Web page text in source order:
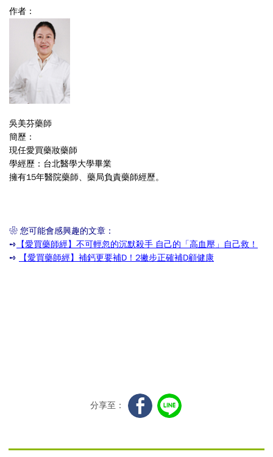
作者：
吳美芬藥師
簡歷：
現任愛買藥妝藥師
學經歷：台北醫學大學畢業
擁有15年醫院藥師、藥局負責藥師經歷。
❀ 您可能會感興趣的文章：
➺ 【愛買藥師經】不可輕忽的沉默殺手 自己的「高血壓」自己救！
➺
【愛買藥師經】補鈣更要補D！2撇步正確補D顧健康
分享至：